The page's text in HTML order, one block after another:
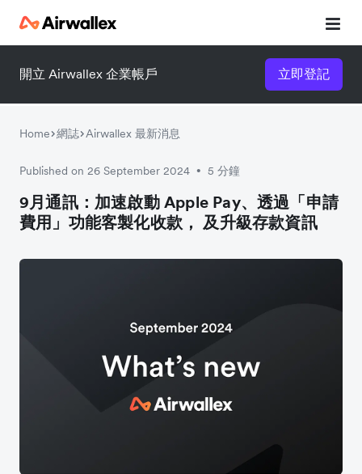
開立 Airwallex 企業帳戶 立即登記
Home 網誌 Airwallex 最新消息
Published on 26 September 2024 • 5 分鐘
9月通訊：加速啟動 Apple Pay、透過「申請
費用」功能客製化收款， 及升級存款資訊